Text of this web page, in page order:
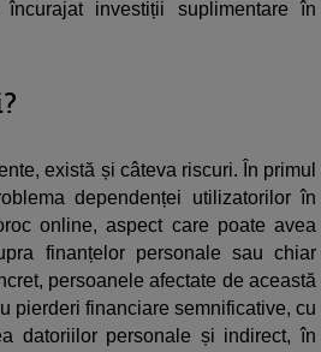
investiții suplimentare în
există și câteva riscuri. În primul
dependenței utilizatorilor în
online, aspect care poate avea
finanțelor personale sau chiar
persoanele afectate de această
pierderi financiare semnificative, cu
datoriilor personale și indirect, în